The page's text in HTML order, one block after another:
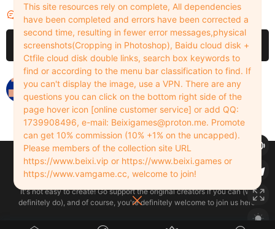
评论 2
请先登录
dddd
zhoulanlan 2022-12-03 0
Copyleft © 2022-2026 beixi.vip - All Rights Freedom！
创作不易！有能力的同学可以去支持一下原创作者（我们绝对支持），当然
了，您加入这里我们也绝对欢迎！
It's not easy to create! Go support the original creators if you can (we
definitely do), and of course, you're definitely welcome to join us here!
This site resources rely on complete, All dependencies
have been completed and errors have been corrected a
second time, resulting in fewer error messages,physical
screenshots(Cropping in Photoshop), Baidu cloud disk +
Ctfile cloud disk double links, search box keywords to
find or according to the menu bar classification to find. If
you can't display the image, use a VPN. There are any
questions you can click on the bottom right side of the
page hover icon [online customer service] or add QQ:
1739908496, e-mail: Beixigames@proton.me. Promote
can get 10% commission (10% +1% on the uncapped).
Please members of the collection site URL
https://www.beixi.vip or https://www.beixi.games or
https://www.vamgame.cc, welcome to join!